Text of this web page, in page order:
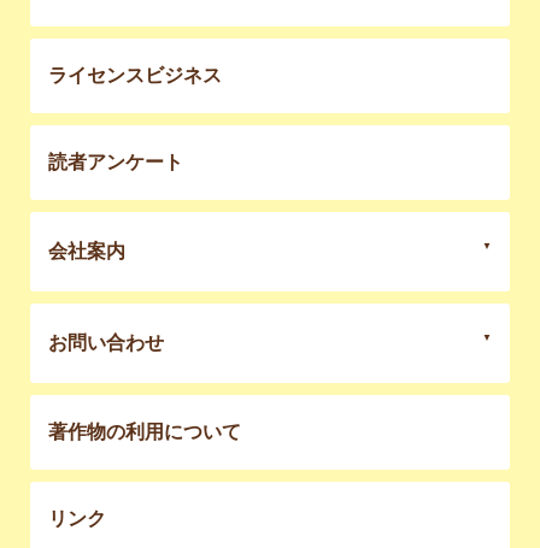
ライセンスビジネス
読者アンケート
会社案内
お問い合わせ
著作物の利用について
リンク